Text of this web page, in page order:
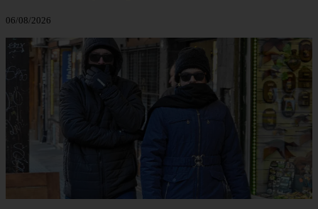
06/08/2026